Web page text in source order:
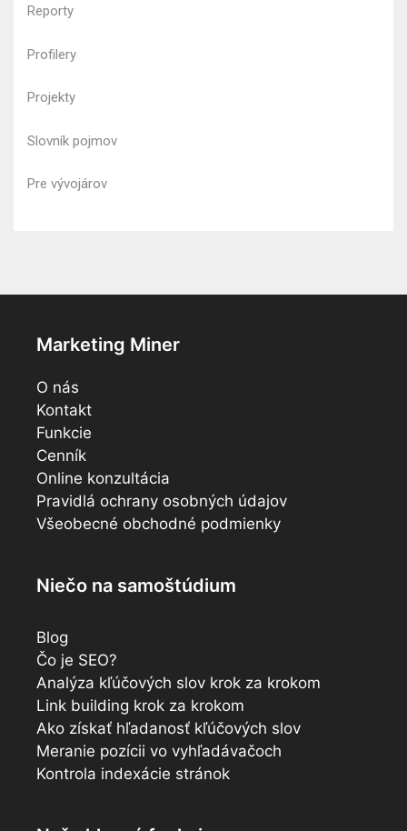
Reporty
Profilery
Projekty
Slovník pojmov
Pre vývojárov
Marketing Miner
O nás
Kontakt
Funkcie
Cenník
Online konzultácia
Pravidlá ochrany osobných údajov
Všeobecné obchodné podmienky
Niečo na samoštúdium
Blog
Čo je SEO?
Analýza kľúčových slov krok za krokom
Link building krok za krokom
Ako získať hľadanosť kľúčových slov
Meranie pozícii vo vyhľadávačoch
Kontrola indexácie stránok